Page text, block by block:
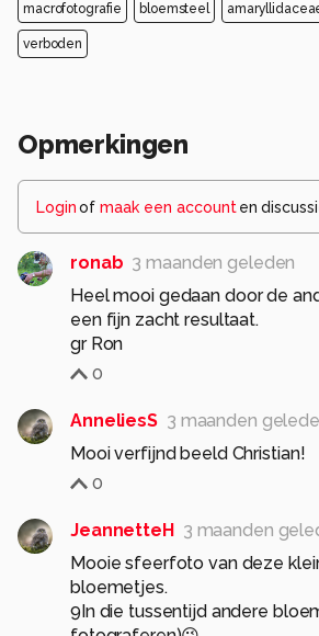
macrofotografie bloemsteel
verboden
Opmerkingen
Loginof maak een account en
ronab 3 maanden geleden
Heel mooi gedaan door de
een fijn zacht resultaat.
gr Ron
0
AnneliesS 3 maanden
Mooi verfijnd beeld Christian!
0
JeannetteH
3 maanden
Mooie sfeerfoto van deze
bloemetjes.
9In die tussentijd andere